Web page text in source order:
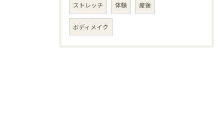
ストレッチ 体験 産後
ボディメイク